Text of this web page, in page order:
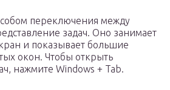
переключения между
задач. Оно занимает
и показывает большие
окон. Чтобы открыть
нажмите Windows + Tab.